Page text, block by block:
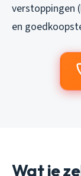
verstoppingen
en
Wat je